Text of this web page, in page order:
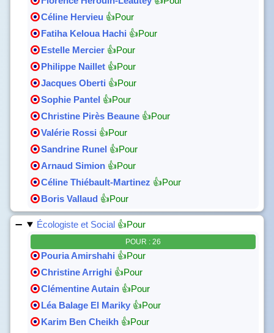
Céline Hervieu 👍Pour
Fatiha Keloua Hachi 👍Pour
Estelle Mercier 👍Pour
Philippe Naillet 👍Pour
Jacques Oberti 👍Pour
Sophie Pantel 👍Pour
Christine Pirès Beaune 👍Pour
Valérie Rossi 👍Pour
Sandrine Runel 👍Pour
Arnaud Simion 👍Pour
Céline Thiébault-Martinez 👍Pour
Boris Vallaud 👍Pour
Écologiste et Social 👍Pour
POUR : 26
Pouria Amirshahi 👍Pour
Christine Arrighi 👍Pour
Clémentine Autain 👍Pour
Léa Balage El Mariky 👍Pour
Karim Ben Cheikh 👍Pour